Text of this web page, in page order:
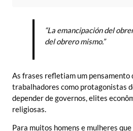
“La emancipación del
del obrero mismo.”
As frases refletiam um pensamento
trabalhadores como protagonistas
depender de governos, elites
religiosas.
Para muitos homens e mulheres